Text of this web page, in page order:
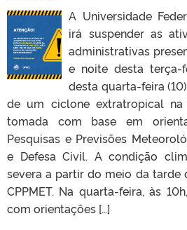
A Universidade
irá suspender as
administrativas
e noite desta terça-
desta quarta-feira
de um ciclone extratropical
tomada com base em
Pesquisas e Previsões
e Defesa Civil. A condição
severa a partir do meio da tarde
CPPMET. Na quarta-feira, às
com orientações […]